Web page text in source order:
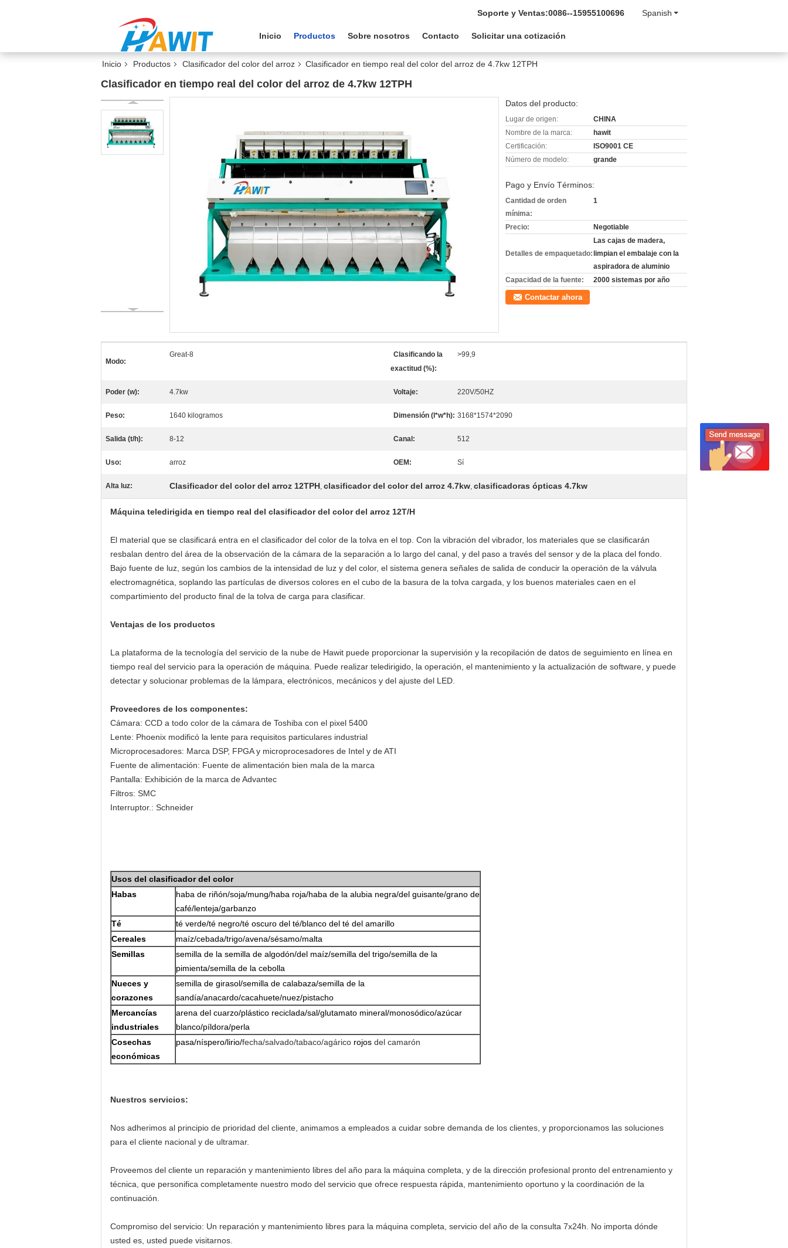
Spanish
Soporte y Ventas:0086--15955100696
Inicio Productos Sobre nosotros Contacto Solicitar una cotización
Inicio Productos Clasificador del color del arroz Clasificador en tiempo real del color del arroz de 4.7kw 12TPH
Clasificador en tiempo real del color del arroz de 4.7kw 12TPH
Datos del producto:
Lugar de origen:
CHINA
Nombre de la marca:
hawit
Certificación:
ISO9001 CE
Número de modelo:
grande
Pago y Envío Términos:
Cantidad de orden
mínima:
1
Precio: Negotiable
Detalles de empaquetado:
Las cajas de madera,
limpian el embalaje con la
aspiradora de aluminio
Capacidad de la fuente:
2000 sistemas por año
Contactar ahora
Modo:
Great-8
Clasificando la
exactitud (%):
>99,9
Poder (w): 4.7kw Voltaje: 220V/50HZ
Peso: 1640 kilogramos Dimensión (l*w*h): 3168*1574*2090
Salida (t/h): 8-12 Canal: 512
Uso: arroz OEM: Sí
Alta luz: Clasificador del color del arroz 12TPH, clasificador del color del arroz 4.7kw, clasificadoras ópticas 4.7kw
Máquina teledirigida en tiempo real del clasificador del color del arroz 12T/H
El material que se clasificará entra en el clasificador del color de la tolva en el top. Con la vibración del vibrador, los materiales que se clasificarán
resbalan dentro del área de la observación de la cámara de la separación a lo largo del canal, y del paso a través del sensor y de la placa del fondo.
Bajo fuente de luz, según los cambios de la intensidad de luz y del color, el sistema genera señales de salida de conducir la operación de la válvula
electromagnética, soplando las partículas de diversos colores en el cubo de la basura de la tolva cargada, y los buenos materiales caen en el
compartimiento del producto final de la tolva de carga para clasificar.
Ventajas de los productos
La plataforma de la tecnología del servicio de la nube de Hawit puede proporcionar la supervisión y la recopilación de datos de seguimiento en línea en
tiempo real del servicio para la operación de máquina. Puede realizar teledirigido, la operación, el mantenimiento y la actualización de software, y puede
detectar y solucionar problemas de la lámpara, electrónicos, mecánicos y del ajuste del LED.
Proveedores de los componentes:
Cámara: CCD a todo color de la cámara de Toshiba con el pixel 5400
Lente: Phoenix modificó la lente para requisitos particulares industrial
Microprocesadores: Marca DSP, FPGA y microprocesadores de Intel y de ATI
Fuente de alimentación: Fuente de alimentación bien mala de la marca
Pantalla: Exhibición de la marca de Advantec
Filtros: SMC
Interruptor.: Schneider
Usos del clasificador del color
Habas
haba de riñón/soja/mung/haba roja/haba de la alubia negra/del guisante/grano de
café/lenteja/garbanzo
Té
té verde/té negro/té oscuro del té/blanco del té del amarillo
Cereales
maíz/cebada/trigo/avena/sésamo/malta
Semillas
semilla de la semilla de algodón/del maíz/semilla del trigo/semilla de la
pimienta/semilla de la cebolla
Nueces y
corazones
semilla de girasol/semilla de calabaza/semilla de la
sandía/anacardo/cacahuete/nuez/pistacho
Mercancías
industriales
arena del cuarzo/plástico reciclada/sal/glutamato mineral/monosódico/azúcar
blanco/píldora/perla
Cosechas
económicas
pasa/níspero/lirio/fecha/salvado/tabaco/agárico rojos del camarón
Nuestros servicios:
Nos adherimos al principio de prioridad del cliente, animamos a empleados a cuidar sobre demanda de los clientes, y proporcionamos las soluciones
para el cliente nacional y de ultramar.
Proveemos del cliente un reparación y mantenimiento libres del año para la máquina completa, y de la dirección profesional pronto del entrenamiento y
técnica, que personifica completamente nuestro modo del servicio que ofrece respuesta rápida, mantenimiento oportuno y la coordinación de la
continuación.
Compromiso del servicio: Un reparación y mantenimiento libres para la máquina completa, servicio del año de la consulta 7x24h. No importa dónde
usted es, usted puede visitarnos.